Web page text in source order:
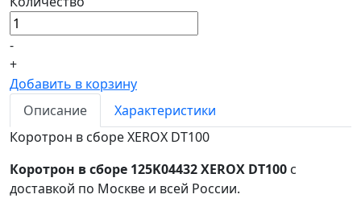
-
+
Добавить в корзину
Описание
Характеристики
Коротрон в сборе XEROX DT100
Коротрон в сборе 125K04432 XEROX DT100 с
доставкой по Москве и всей России.